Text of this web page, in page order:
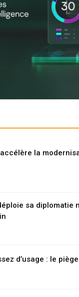
accélère la
sa
d’usage : le